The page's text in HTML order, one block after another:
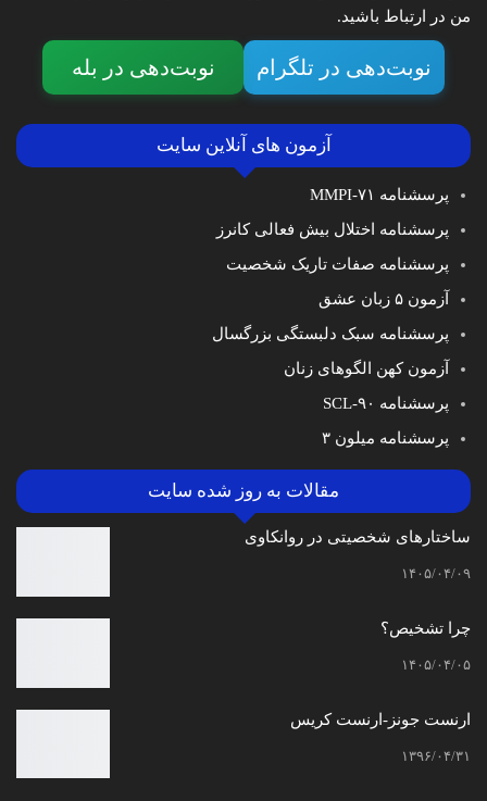
من در ارتباط باشید.
نوبت‌دهی در تلگرام نوبت‌دهی در بله
آزمون های آنلاین سایت
پرسشنامه MMPI-۷۱
پرسشنامه اختلال بیش فعالی کانرز
پرسشنامه صفات تاریک شخصیت
آزمون ۵ زبان عشق
پرسشنامه سبک دلبستگی بزرگسال
آزمون کهن الگوهای زنان
پرسشنامه SCL-۹۰
پرسشنامه میلون ۳
مقالات به روز شده سایت
ساختارهای شخصیتی در روانکاوی
۱۴۰۵/۰۴/۰۹
چرا تشخیص؟
۱۴۰۵/۰۴/۰۵
ارنست جونز-ارنست کریس
۱۳۹۶/۰۴/۳۱